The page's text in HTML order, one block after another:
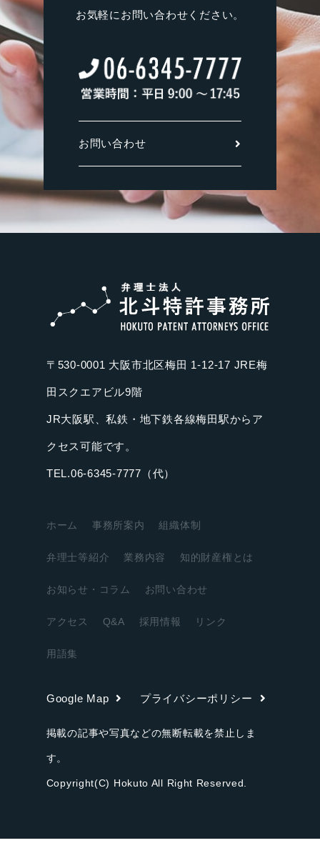
お気軽にお問い合わせください。
お問い合わせ
〒530-0001 大阪市北区梅田 1-12-17 JRE梅
田スクエアビル9階
JR大阪駅、私鉄・地下鉄各線梅田駅からア
クセス可能です。
TEL.06-6345-7777（代）
ホーム 事務所案内 組織体制
弁理士等紹介 業務内容 知的財産権とは
お知らせ・コラム お問い合わせ
アクセス Q&A 採用情報 リンク
用語集
Google Map プライバシーポリシー
掲載の記事や写真などの無断転載を禁止しま
す。
Copyright(C) Hokuto All Right Reserved.